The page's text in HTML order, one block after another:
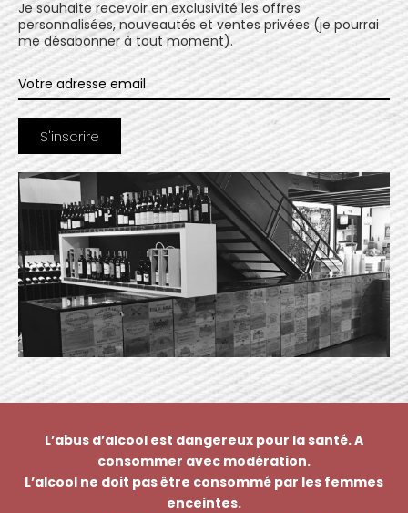
Je souhaite recevoir en exclusivité les offres
personnalisées, nouveautés et ventes privées (je pourrai
me désabonner à tout moment).
L’abus d’alcool est dangereux pour la santé. A
consommer avec modération.
L’alcool ne doit pas être consommé par les femmes
enceintes.